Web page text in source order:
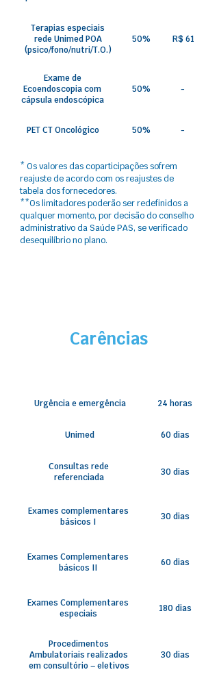
Terapias especiais
rede Unimed POA
(psico/fono/nutri/T.O.)
50% R$ 61
Exame de
Ecoendoscopia com
cápsula endoscópica
50% -
PET CT Oncológico 50% -
* Os valores das coparticipações sofrem
reajuste​ de acordo com os reajustes de
tabela dos fornecedores.
**Os limitadores poderão ser redefinidos a
qualquer momento, por decisão do conselho
administrativo da Saúde PAS, se verificado
desequilíbrio no plano.
Carências
Urgência e emergência 24 horas
Unimed 60 dias
Consultas rede
referenciada
30 dias
Exames complementares
básicos I
30 dias
Exames Complementares
básicos II
60 dias
Exames Complementares
especiais
180 dias
Procedimentos
Ambulatoriais realizados
em consultório – eletivos
30 dias